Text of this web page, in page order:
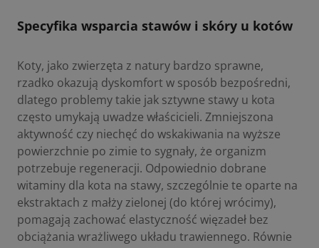
Specyfika wsparcia stawów i skóry u kotów
Koty, jako zwierzęta z natury bardzo sprawne,
rzadko okazują dyskomfort w sposób bezpośredni,
dlatego problemy takie jak sztywne stawy u kota
często umykają uwadze właścicieli. Zmniejszona
aktywność czy niechęć do wskakiwania na wyższe
powierzchnie po zimie to sygnały, że organizm
potrzebuje regeneracji. Odpowiednio dobrane
witaminy dla kota na stawy, szczególnie te oparte na
ekstraktach z małży zielonej (do której wrócimy),
pomagają zachować elastyczność więzadeł bez
obciążania wrażliwego układu trawiennego. Równie